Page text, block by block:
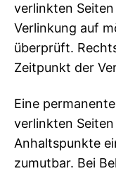
verlinkten
Verlinkung auf
überprüft.
Zeitpunkt der
Eine
verlinkten
Anhaltspunkte
zumutbar. Bei